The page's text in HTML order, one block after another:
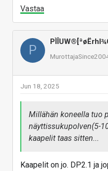
Vastaa
P
Jun 18, 2025
Millähän koneella tuo
näyttissukupolven(5-
kaapelit taas sitten...
Kaapelit on jo. DP2.1 ja